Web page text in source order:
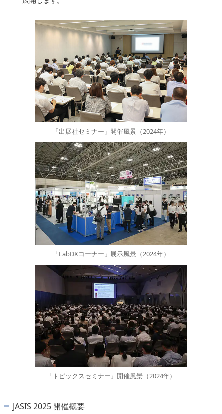
「出展社セミナー」開催風景（2024年）
「LabDXコーナー」展示風景（2024年）
「トピックスセミナー」開催風景（2024年）
JASIS 2025 開催概要